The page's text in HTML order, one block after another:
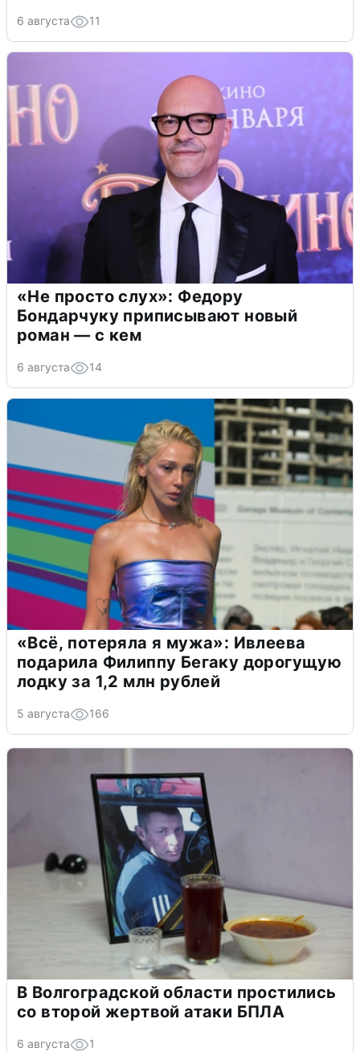
6 августа 11
«Не просто слух»: Федору
Бондарчуку приписывают новый
роман — с кем
6 августа 14
«Всё, потеряла я мужа»: Ивлеева
подарила Филиппу Бегаку дорогущую
лодку за 1,2 млн рублей
5 августа 166
В Волгоградской области простились
со второй жертвой атаки БПЛА
6 августа 1